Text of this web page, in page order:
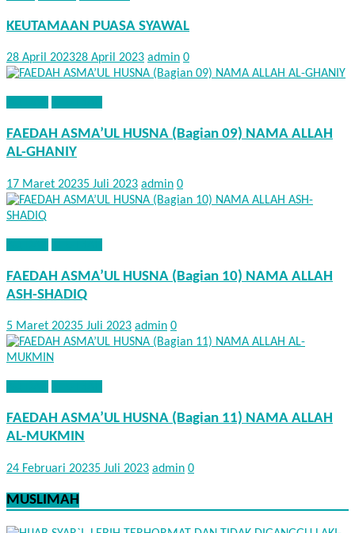
KEUTAMAAN PUASA SYAWAL
28 April 202328 April 2023 admin 0
FAEDAH ASMA’UL HUSNA (Bagian 09) NAMA ALLAH
AL-GHANIY
17 Maret 20235 Juli 2023 admin 0
FAEDAH ASMA’UL HUSNA (Bagian 10) NAMA ALLAH
ASH-SHADIQ
5 Maret 20235 Juli 2023 admin 0
FAEDAH ASMA’UL HUSNA (Bagian 11) NAMA ALLAH
AL-MUKMIN
24 Februari 20235 Juli 2023 admin 0
MUSLIMAH